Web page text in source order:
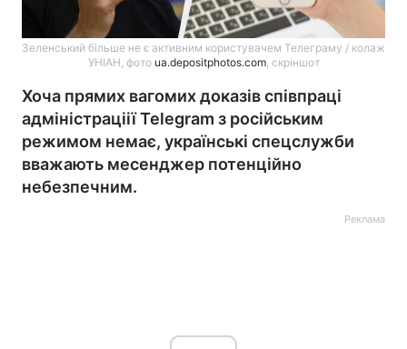
Зеленський більше не є активним користувачем Телеграму / колаж
УНІАН, фото ua.depositphotos.com, скріншот
Хоча прямих вагомих доказів співпраці
адміністраціії Telegram з російським
режимом немає, українські спецслужби
вважають месенджер потенційно
небезпечним.
Реклама